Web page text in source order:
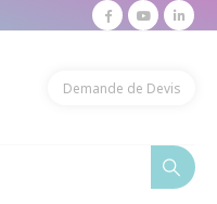
Demande de Devis